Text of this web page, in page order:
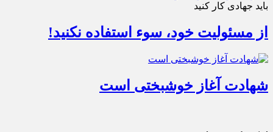
باید جهادی کار کنید
از مسئولیت خود، سوء استفاده نکنید!
شهادت آغاز خوشبختی است